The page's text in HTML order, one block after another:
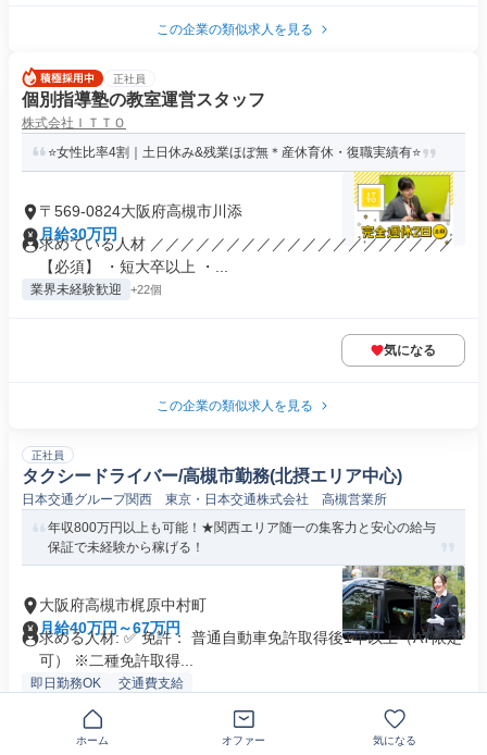
この企業の類似求人を見る
正社員
個別指導塾の教室運営スタッフ
株式会社ＩＴＴＯ
⭐女性比率4割｜土日休み&残業ほぼ無＊産休育休・復職実績有⭐
〒569-0824大阪府高槻市川添
月給30万円
求めている人材 ／／／／／／／／／／／／／／／／／／／／
【必須】 ・短大卒以上 ・...
業界未経験歓迎 +22個
気になる
この企業の類似求人を見る
正社員
タクシードライバー/高槻市勤務(北摂エリア中心)
日本交通グループ関西 東京・日本交通株式会社 高槻営業所
年収800万円以上も可能！★関西エリア随一の集客力と安心の給与
保証で未経験から稼げる！
大阪府高槻市梶原中村町
月給40万円～67万円
求める人材: ✅ 免許： 普通自動車免許取得後1年以上（AT限定
可） ※二種免許取得...
即日勤務OK 交通費支給
気になる
ホーム オファー 気になる